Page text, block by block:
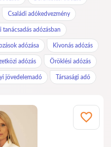
Családi adókedvezmény
tanácsadás adózásban
adózása Kivonás adózás
adózás Öröklési adózás
jövedelemadó Társasági adó